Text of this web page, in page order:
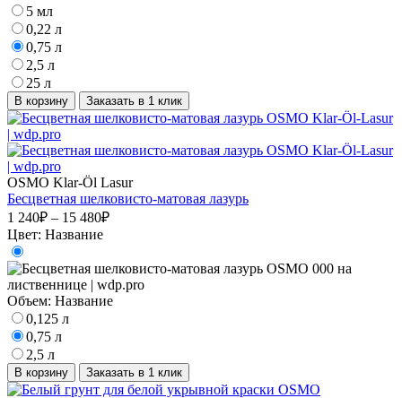
5 мл
0,22 л
0,75 л
2,5 л
25 л
В корзину Заказать в 1 клик
OSMO Klar-Öl Lasur
Бесцветная шелковисто-матовая лазурь
1 240₽ – 15 480₽
Цвет: Название
Объем: Название
0,125 л
0,75 л
2,5 л
В корзину Заказать в 1 клик